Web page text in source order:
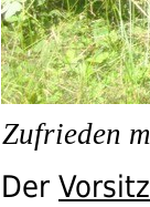
Zufrieden
Der